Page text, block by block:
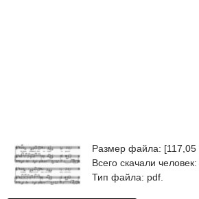
Размер файла: [117,05
Всего скачали человек:
Тип файла: pdf.